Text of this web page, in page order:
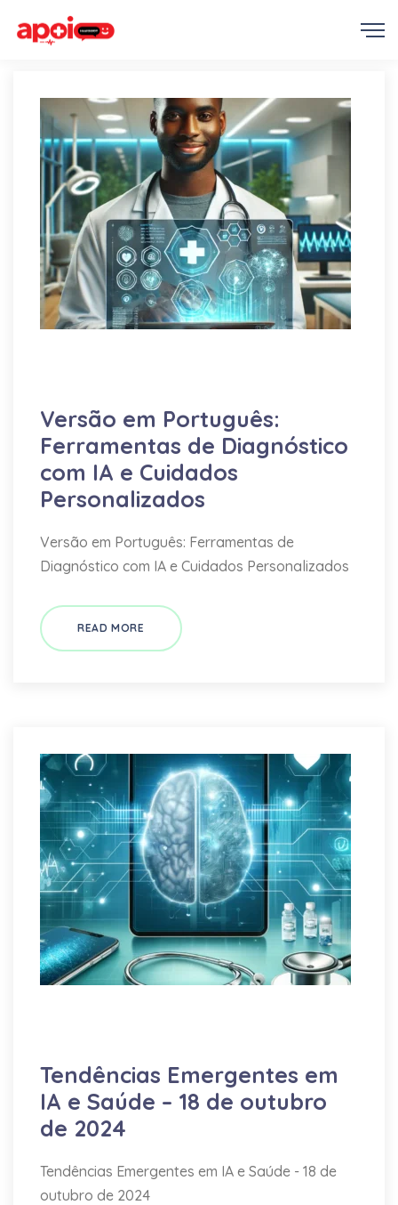
Versão em Português:
Ferramentas de Diagnóstico
com IA e Cuidados
Personalizados
Versão em Português: Ferramentas de
Diagnóstico com IA e Cuidados Personalizados
READ MORE
Tendências Emergentes em
IA e Saúde – 18 de outubro
de 2024
Tendências Emergentes em IA e Saúde - 18 de
outubro de 2024